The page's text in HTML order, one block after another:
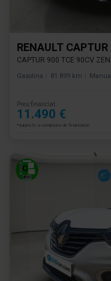
RENAULT CAPTUR
CAPTUR 900 TCE 90CV ZEN
Gasolina 81.899 km Manual
Preu financiat
11.490 €
*subjecte a condicions de financiació